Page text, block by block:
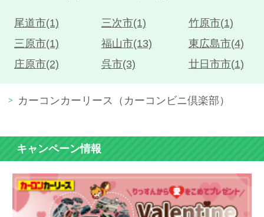
尾道市(1) 三次市(1)
竹原市(1)
三原市(1)
福山市(13)
東広島市(4)
庄原市(2)
呉市(3) 廿日市市(1)
カーコンカーリース（カーコンビニ倶楽部）
キャンペーン情報